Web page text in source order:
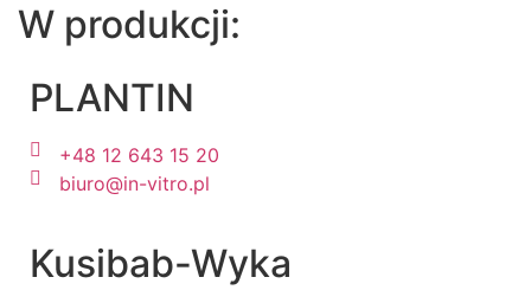
W produkcji:
PLANTIN
+48 12 643 15 20
biuro@in-vitro.pl
Kusibab-Wyka